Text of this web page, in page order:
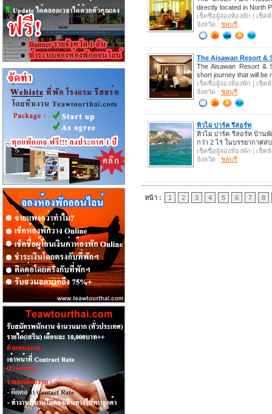
directly located in North
เช็คชื่อผู้จองห้องพัก | เช็ค
จังหวัด : ชลบุรี
The Aisawan Resort &
The Aisawan Resort &
short journey that will be
เช็คชื่อผู้จองห้องพัก | เช็ค
จังหวัด : ชลบุรี
ทิวไผ่ ปาร์ค รีสอร์ท
ทิวไผ่ ปาร์ค รีสอร์ท บ้าน
กว่า 2 ไร่ ในบรรยากาศส
เช็คชื่อผู้จองห้องพัก | เช็ค
จังหวัด : ชลบุรี
หน้า : 1 2 3 4 5 6 7 8